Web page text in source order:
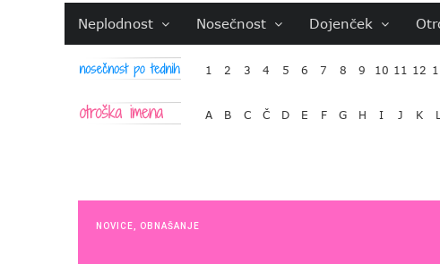
Neplodnost Nosečnost Dojenček
1 2 3 4 5 6 7 8 9 10 11 12
A B C Č D E F G H I J K L
NOVICE OBNAŠANJE